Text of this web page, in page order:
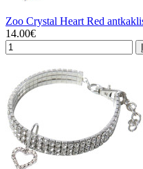
Zoo Crystal Heart Red
14.00€